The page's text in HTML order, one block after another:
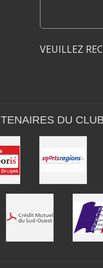
VEUILLEZ
DU CLUB